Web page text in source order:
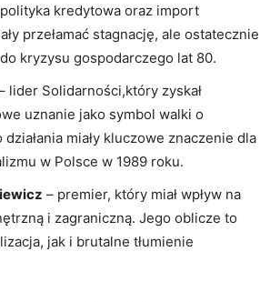
kredytowa oraz import
przełamać stagnację, ale ostatecznie
kryzysu gospodarczego lat 80.
lider Solidarności,który zyskał
uznanie jako symbol walki o
miały kluczowe znaczenie dla
w Polsce w 1989 roku.
– premier, który miał wpływ na
i zagraniczną. Jego oblicze to
jak i brutalne tłumienie